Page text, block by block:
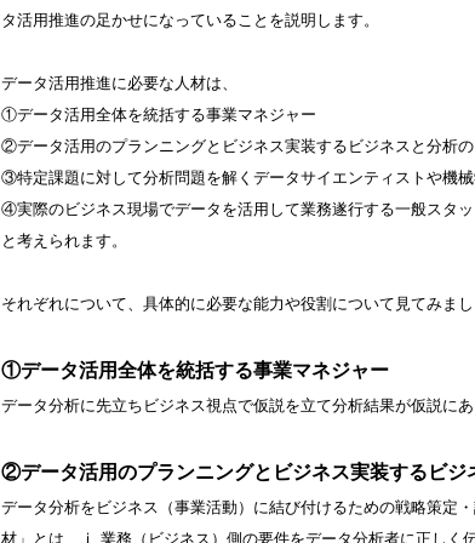
タ活用推進の足かせになっていることを説明します。
データ活用推進に必要な人材は、
①データ活用全体を統括する事業マネジャー
②データ活用のプランニングとビジネス実装するビジネスと分析
③特定課題に対して分析問題を解くデータサイエンティストや機
④実際のビジネス現場でデータを活用して業務遂行する一般スタ
と考えられます。
それぞれについて、具体的に必要な能力や役割について見てみまし
①データ活用全体を統括する事業マネジャー
データ分析に先立ちビジネス視点で仮説を立て分析結果が仮説に
②データ活用のプランニングとビジネス実装するビジ
データ分析をビジネス（事業活動）に結び付けるための戦略策定
材」とは、ⅰ.業務（ビジネス）側の要件をデータ分析者に正し